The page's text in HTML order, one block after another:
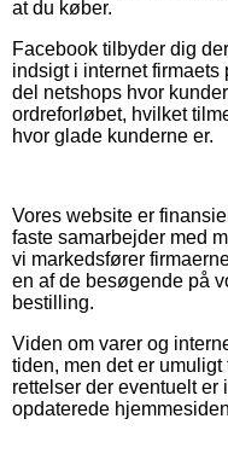
at du køber.
Facebook tilbyder dig
indsigt i internet
del netshops hvor
ordreforløbet, hvilket
hvor glade kunderne er.
Vores website er
faste samarbejder med
vi markedsfører
en af de besøgende på
bestilling.
Viden om varer og
tiden, men det er
rettelser der eventuelt
opdaterede